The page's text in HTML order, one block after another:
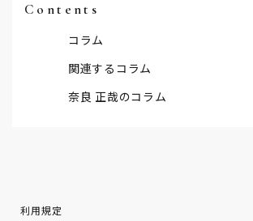
Contents
コラム
関連するコラム
奈良 正哉のコラム
利用規定